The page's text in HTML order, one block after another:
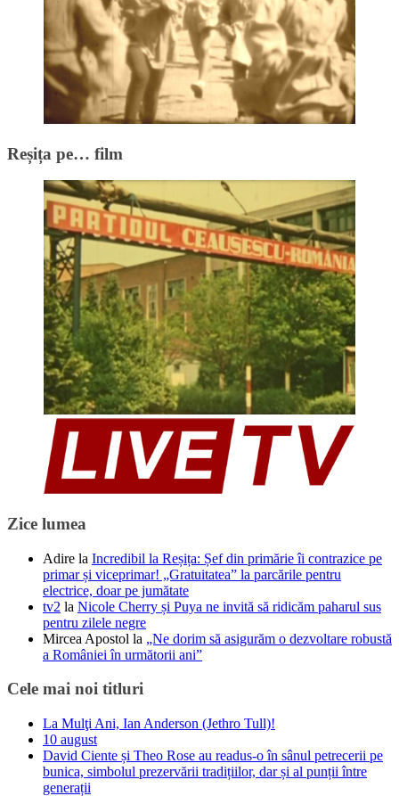
Reșița pe… film
Zice lumea
Adire la Incredibil la Reșița: Șef din primărie îi contrazice pe
primar și viceprimar! „Gratuitatea” la parcările pentru
electrice, doar pe jumătate
tv2 la Nicole Cherry și Puya ne invită să ridicăm paharul sus
pentru zilele negre
Mircea Apostol la „Ne dorim să asigurăm o dezvoltare robustă
a României în următorii ani”
Cele mai noi titluri
La Mulţi Ani, Ian Anderson (Jethro Tull)!
10 august
David Ciente și Theo Rose au readus-o în sânul petrecerii pe
bunica, simbolul prezervării tradițiilor, dar și al punții între
generații